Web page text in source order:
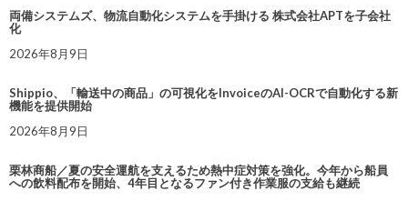
両備システムズ、物流自動化システムを手掛ける 株式会社APTを子会社
化
2026年8月9日
Shippio、「輸送中の商品」の可視化をInvoiceのAI-OCRで自動化する新
機能を提供開始
2026年8月9日
栗林商船／夏の安全運航を支えるため熱中症対策を強化。今年から船員
への飲料配布を開始、4年目となるファン付き作業服の支給も継続